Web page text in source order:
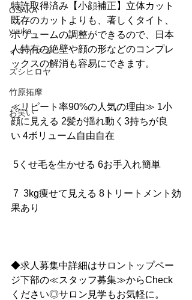
OSAKA
yuuka
イマイマユ
ズシヒロヤ
竹原拓摩
お笑い
特許取得済み【小顔補正】立体カット
既存のカットよりも、著しくタイト、
ボリュームの調整ができるので、日本
人特有の絶壁や顔の形などのコンプレ
ックスの解消も容易にできます。
≪リピート率90%の人気の理由≫ 1小
顔に見える 2髪が揺れ動く3持ちが良
い 4ボリューム自由自在
5くせ毛を生かせる 6お手入れ簡単
7  3kg痩せて見える 8トリートメント効
果あり
◆求人募集中詳細はサロントップペー
ジ下部の≪スタッフ募集≫からCheck
ください◎サロン見学もお気軽に。